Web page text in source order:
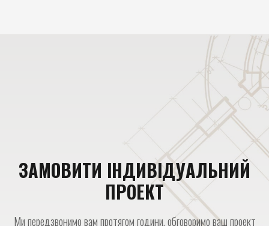
ЗАМОВИТИ ІНДИВІДУАЛЬНИЙ
ПРОЕКТ
Ми передзвонимо вам протягом години, обговоримо ваш проект